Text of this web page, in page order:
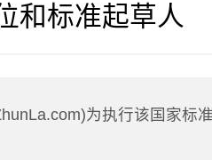
和标准起草人
为执行该国家标